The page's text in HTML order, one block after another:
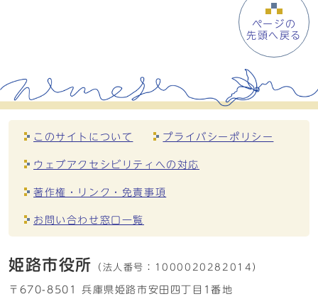
ページの
先頭へ戻る
このサイトについて プライバシーポリシー
ウェブアクセシビリティへの対応
著作権・リンク・免責事項
お問い合わせ窓口一覧
姫路市役所 （法人番号： 1000020282014）
〒670-8501 兵庫県姫路市安田四丁目1番地